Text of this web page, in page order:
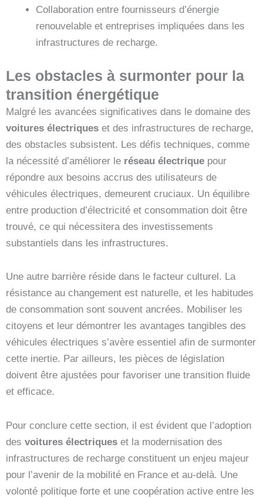
Collaboration entre fournisseurs d’énergie
renouvelable et entreprises impliquées dans les
infrastructures de recharge.
Les obstacles à surmonter pour la
transition énergétique
Malgré les avancées significatives dans le domaine des
voitures électriques et des infrastructures de recharge,
des obstacles subsistent. Les défis techniques, comme
la nécessité d’améliorer le réseau électrique pour
répondre aux besoins accrus des utilisateurs de
véhicules électriques, demeurent cruciaux. Un équilibre
entre production d’électricité et consommation doit être
trouvé, ce qui nécessitera des investissements
substantiels dans les infrastructures.
Une autre barrière réside dans le facteur culturel. La
résistance au changement est naturelle, et les habitudes
de consommation sont souvent ancrées. Mobiliser les
citoyens et leur démontrer les avantages tangibles des
véhicules électriques s’avère essentiel afin de surmonter
cette inertie. Par ailleurs, les pièces de législation
doivent être ajustées pour favoriser une transition fluide
et efficace.
Pour conclure cette section, il est évident que l’adoption
des voitures électriques et la modernisation des
infrastructures de recharge constituent un enjeu majeur
pour l’avenir de la mobilité en France et au-delà. Une
volonté politique forte et une coopération active entre les